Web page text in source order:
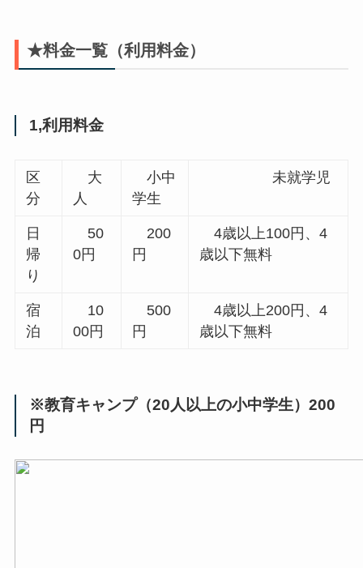
★料金一覧（利用料金）
1,利用料金
区
分
大
人
小中
学生
未就学児
日
帰
り
50
0円
200
円
4歳以上100円、4
歳以下無料
宿
泊
10
00円
500
円
4歳以上200円、4
歳以下無料
※教育キャンプ（20人以上の小中学生）200
円